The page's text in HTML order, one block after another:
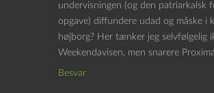
undervisningen (og den patriarkalsk
opgave) diffundere udad og måske i
højborg? Her tænker jeg selvfølgelig
Weekendavisen, men snarere Proxima
Besvar